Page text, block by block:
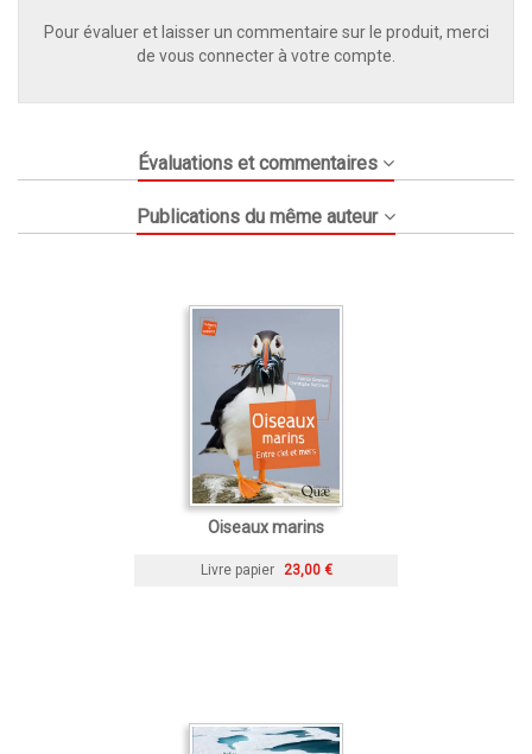
Pour évaluer et laisser un commentaire sur le produit, merci
de vous connecter à votre compte.
Évaluations et commentaires
Publications du même auteur
Oiseaux marins
Livre papier 23,00 €